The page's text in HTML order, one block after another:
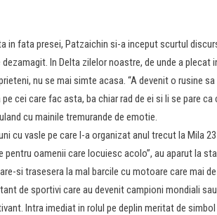
in fata presei, Patzaichin si-a inceput scurtul
In Delta zilelor noastre, de unde a plecat
nu se mai simte acasa. “A devenit o rusine
cei care fac asta, ba chiar rad de ei si li se pare
cu mainile tremurande de emotie.
cu vasle pe care l-a organizat anul trecut la Mila
oamenii care locuiesc acolo”, au aparut la
si trasesera la mal barcile cu motoare care mai
de sportivi care au devenit campioni mondiali
Intra imediat in rolul pe deplin meritat de